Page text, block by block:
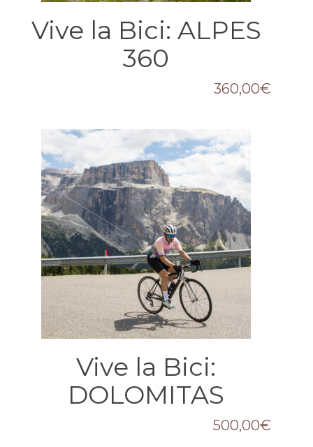
Vive la Bici: ALPES
360
360,00€
Vive la Bici:
DOLOMITAS
500,00€